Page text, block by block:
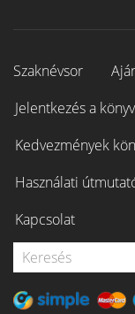
Szaknévsor
Jelentkezés a
Kedvezmények
Használati
Kapcsolat